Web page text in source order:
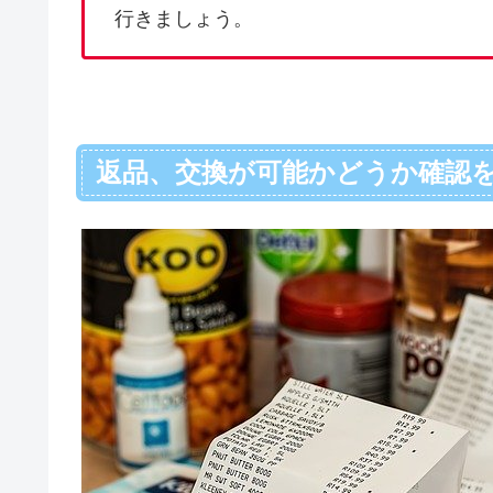
行きましょう。
返品、交換が可能かどうか確認